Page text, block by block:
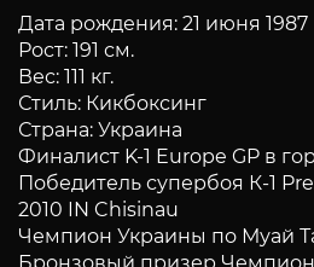
Дата рождения: 21 июня 1987
Рост: 191 см.
Вес: 111 кг.
Стиль: Кикбоксинг
Страна: Украина
Финалист K-1 Europe GP в
Победитель супербоя К-1
2010 IN Chisinau
Чемпион Украины по Муай
Бронзовый призер